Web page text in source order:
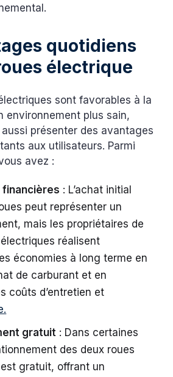
quotidiens
électrique
sont favorables à la
environnement plus sain,
présenter des avantages
aux utilisateurs. Parmi
avez :
financières : L’achat initial
peut représenter un
mais les propriétaires de
réalisent
économies à long terme en
de carburant et en
coûts d’entretien et
gratuit : Dans certaines
des deux roues
gratuit, offrant un